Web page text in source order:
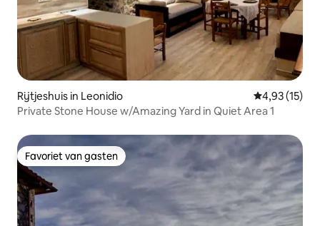
Rijtjeshuis in Leonidio Gemiddelde
4,93 (15)
Private Stone House w/Amazing Yard in Quiet Area 1
Favoriet van gasten
Favoriet van gasten